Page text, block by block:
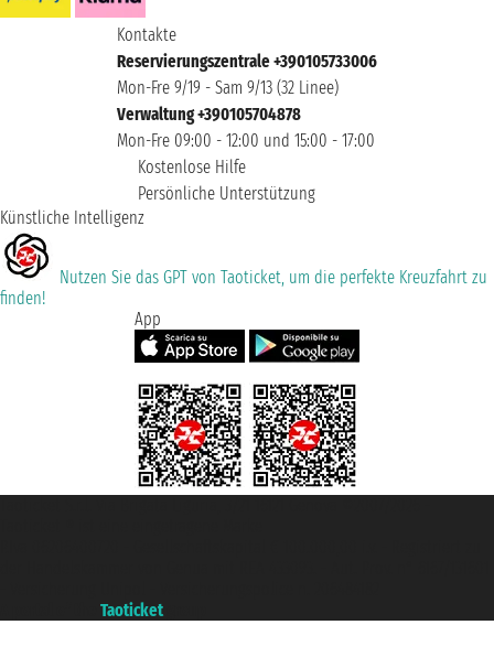
Kontakte
Reservierungszentrale +390105733006
Mon-Fre 9/19 - Sam 9/13 (32 Linee)
Verwaltung +390105704878
Mon-Fre 09:00 - 12:00 und 15:00 - 17:00
Kostenlose Hilfe
Persönliche Unterstützung
Künstliche Intelligenz
Nutzen Sie das GPT von Taoticket, um die perfekte Kreuzfahrt zu
finden!
App
Taoticket